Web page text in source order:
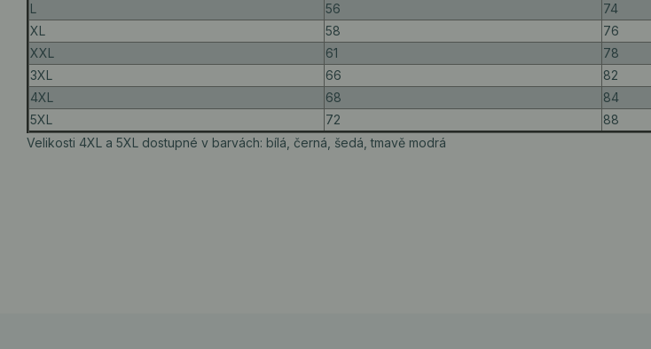
L
56
74
XL
58
76
XXL
61
78
3XL
66
82
4XL
68
84
5XL
72
88
Velikosti 4XL a 5XL dostupné v barvách: bílá, černá, šedá, tmavě modrá